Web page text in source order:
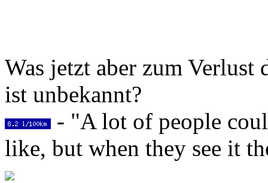
Was jetzt aber zum Verlust
ist unbekannt?
- "A lot of people
like, but when they see it